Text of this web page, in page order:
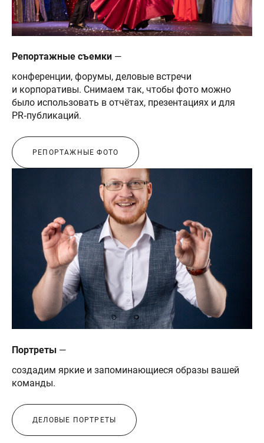
Репортажные съемки —
конференции, форумы, деловые встречи
и корпоративы. Снимаем так, чтобы фото можно
было использовать в отчётах, презентациях и для
PR‑публикаций.
РЕПОРТАЖНЫЕ ФОТО
Портреты —
создадим яркие и запоминающиеся образы вашей
команды.
ДЕЛОВЫЕ ПОРТРЕТЫ